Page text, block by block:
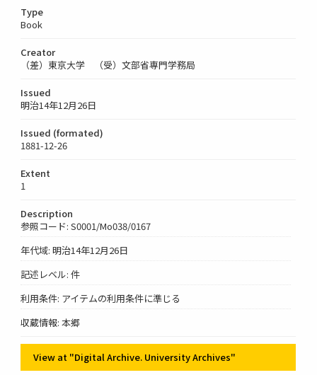
Type
Book
Creator
（差）東京大学 （受）文部省専門学務局
Issued
明治14年12月26日
Issued (formated)
1881-12-26
Extent
1
Description
参照コード: S0001/Mo038/0167
年代域: 明治14年12月26日
記述レベル: 件
利用条件: アイテムの利用条件に準じる
収蔵情報: 本郷
View at "Digital Archive. University Archives"